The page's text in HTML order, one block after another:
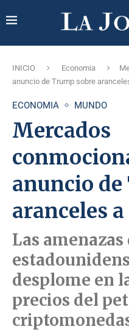
INICIO Economia
anuncio de Trump sobre
ECONOMIA MUNDO
Mercados
anuncio
aranceles
Las
desplome en
precios del